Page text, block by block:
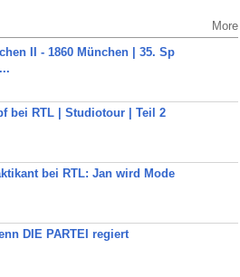
More
II - 1860 München | 35. Sp
bei RTL | Studiotour | Teil 2
bei RTL: Jan wird Mode
DIE PARTEI regiert